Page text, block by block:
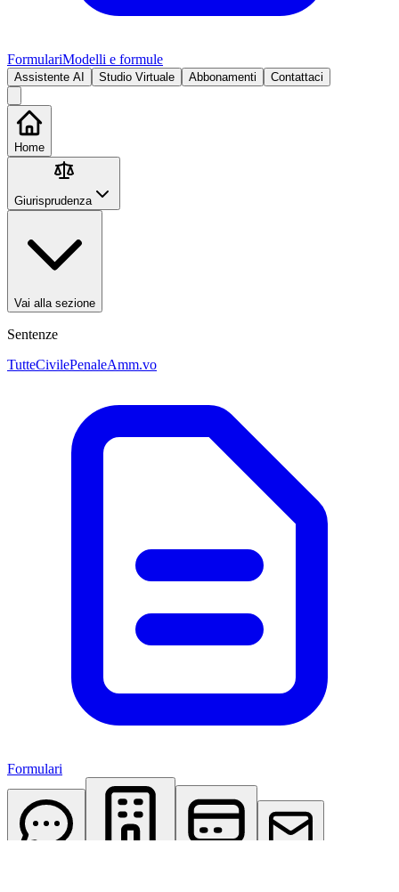
FormulariModelli e formule
Assistente AI Studio Virtuale Abbonamenti Contattaci
Home
Giurisprudenza
Vai alla sezione
Sentenze
TutteCivilePenaleAmm.vo
Formulari